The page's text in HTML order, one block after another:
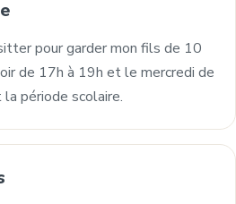
pour garder mon fils de 10
de 17h à 19h et le mercredi de
période scolaire.